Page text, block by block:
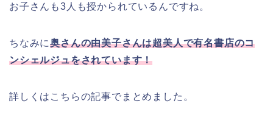
お子さんも3人も授かられているんですね。
ちなみに奥さんの由美子さんは超美人で有名書店のコ
ンシェルジュをされています！
詳しくはこちらの記事でまとめました。